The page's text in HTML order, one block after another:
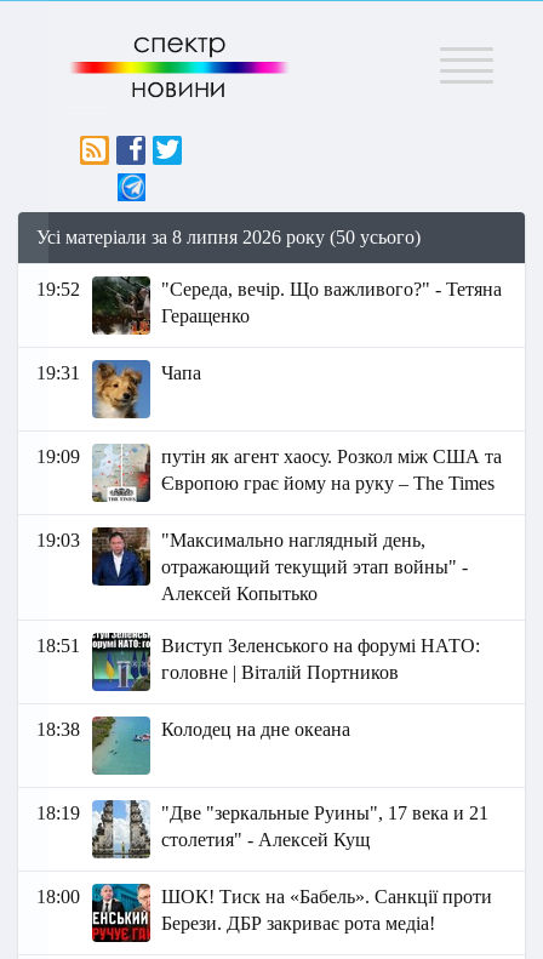
Меню
Усі матеріали за 8 липня 2026 року (50 усього)
19:52
"Середа, вечір. Що важливого?" - Тетяна
Геращенко
19:31 Чапа
19:09
путін як агент хаосу. Розкол між США та
Європою грає йому на руку – The Times
19:03
"Максимально наглядный день,
отражающий текущий этап войны" -
Алексей Копытько
18:51
Виступ Зеленського на форумі НАТО:
головне | Віталій Портников
18:38 Колодец на дне океана
18:19
"Две "зеркальные Руины", 17 века и 21
столетия" - Алексей Кущ
18:00
ШОК! Тиск на «Бабель». Санкції проти
Берези. ДБР закриває рота медіа!